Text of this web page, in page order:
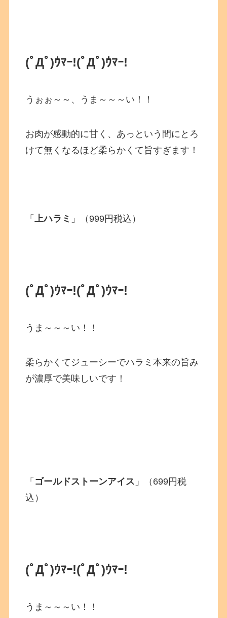
(ﾟДﾟ)ｳﾏｰ!(ﾟДﾟ)ｳﾏｰ!
うぉぉ～～、うま～～～い！！
お肉が感動的に甘く、あっという間にとろ
けて無くなるほど柔らかくて旨すぎます！
「上ハラミ 」（999円税込）
(ﾟДﾟ)ｳﾏｰ!(ﾟДﾟ)ｳﾏｰ!
うま～～～い！！
柔らかくてジューシーでハラミ本来の旨み
が濃厚で美味しいです！
「 ゴールドストーンアイス 」（699円税
込）
(ﾟДﾟ)ｳﾏｰ!(ﾟДﾟ)ｳﾏｰ!
うま～～～い！！